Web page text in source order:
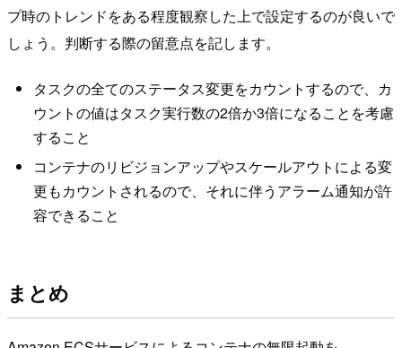
プ時のトレンドをある程度観察した上で設定するのが良いで
しょう。判断する際の留意点を記します。
タスクの全てのステータス変更をカウントするので、カ
ウントの値はタスク実行数の2倍か3倍になることを考慮
すること
コンテナのリビジョンアップやスケールアウトによる変
更もカウントされるので、それに伴うアラーム通知が許
容できること
まとめ